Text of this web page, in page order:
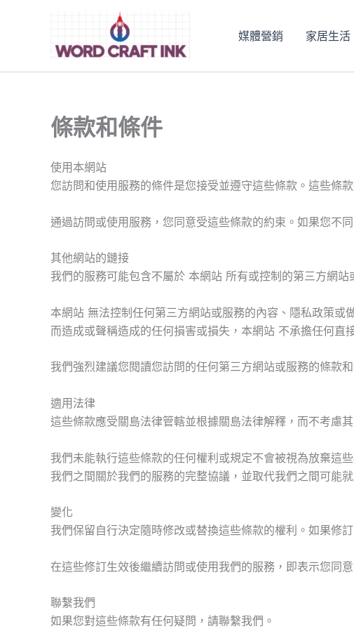
媒體營銷 家居生活
條款和條件
使用本網站
您訪問和使用服務的條件是您接受並遵守這些條款。這些條
通過訪問或使用服務，您同意受這些條款的約束。如果您不
其他網站的鏈接
我們的服務可能包含不屬於 本網站 所有或控制的第三方網站
本網站 無法控制任何第三方網站或服務的內容、隱私政策
而造成或聲稱造成的任何損害或損失，本網站 不承擔任何直
我們強烈建議您閱讀您訪問的任何第三方網站或服務的條款
適用法律
這些條款應受關島法律管轄並根據關島法律解釋，而不考慮
我們未能執行這些條款的任何權利或規定不會被視為放棄這
我們之間關於我們的服務的完整協議，並取代我們之間可能
變化
我們保留自行決定隨時修改或替換這些條款的權利。如果修
在這些修訂生效後繼續訪問或使用我們的服務，即表示您同
聯繫我們
如果您對這些條款有任何疑問，請聯繫我們。